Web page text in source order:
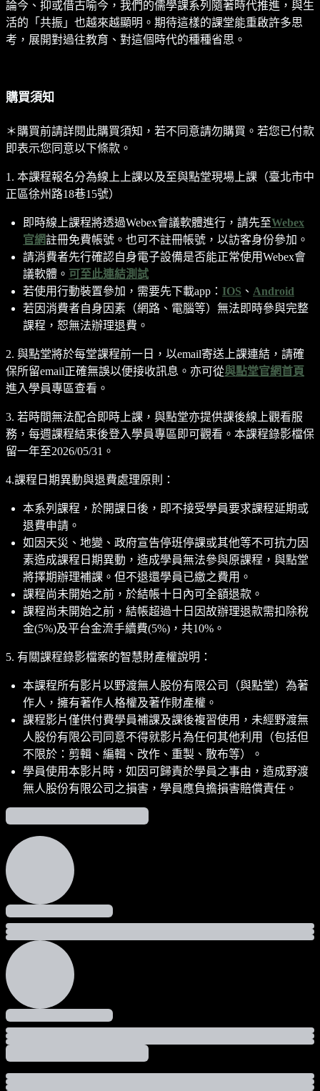
論今、抑或借古喻今，我們的儒學課系列隨著時代推進，與生
活的「共振」也越來越顯明。期待這樣的課堂能重啟許多思
考，展開對過往教育、對這個時代的種種省思。
購買須知
＊購買前請詳閱此購買須知，若不同意請勿購買。若您已付款
即表示您同意以下條款。
1. 本課程報名分為線上上課以及至與點堂現場上課（臺北市中
正區徐州路18巷15號）
即時線上課程將透過Webex會議軟體進行，請先至Webex
官網註冊免費帳號。也可不註冊帳號，以訪客身份參加。
請消費者先行確認自身電子設備是否能正常使用Webex會
議軟體。 可至此連結測試
若使用行動裝置參加，需要先下載app： IOS 、 Android
若因消費者自身因素（網路、電腦等）無法即時參與完整
課程，恕無法辦理退費。
2. 與點堂將於每堂課程前一日，以email寄送上課連結，請確
保所留email正確無誤以便接收訊息。亦可從與點堂官網首頁
進入學員專區查看。
3. 若時間無法配合即時上課，與點堂亦提供課後線上觀看服
務，每週課程結束後登入學員專區即可觀看。本課程錄影檔保
留一年至2026/05/31。
4.課程日期異動與退費處理原則：
本系列課程，於開課日後，即不接受學員要求課程延期或
退費申請。
如因天災、地變、政府宣告停班停課或其他等不可抗力因
素造成課程日期異動，造成學員無法參與原課程，與點堂
將擇期辦理補課。但不退還學員已繳之費用。
課程尚未開始之前，於結帳十日內可全額退款。
課程尚未開始之前，結帳超過十日因故辦理退款需扣除稅
金(5%)及平台金流手續費(5%)，共10%。
5. 有關課程錄影檔案的智慧財產權說明：
本課程所有影片以野渡無人股份有限公司（與點堂）為著
作人，擁有著作人格權及著作財產權。
課程影片僅供付費學員補課及課後複習使用，未經野渡無
人股份有限公司同意不得就影片為任何其他利用（包括但
不限於：剪輯、編輯、改作、重製、散布等）。
學員使用本影片時，如因可歸責於學員之事由，造成野渡
無人股份有限公司之損害，學員應負擔損害賠償責任。